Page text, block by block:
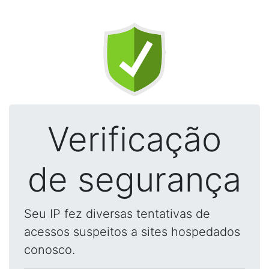
Verificação
de segurança
Seu IP fez diversas tentativas de
acessos suspeitos a sites hospedados
conosco.